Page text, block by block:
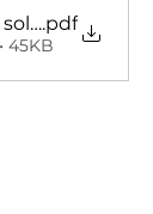
.pdf
45KB